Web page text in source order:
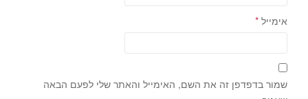
אימייל *
שמור בדפדפן זה את השם, האימייל והאתר שלי לפעם הבאה